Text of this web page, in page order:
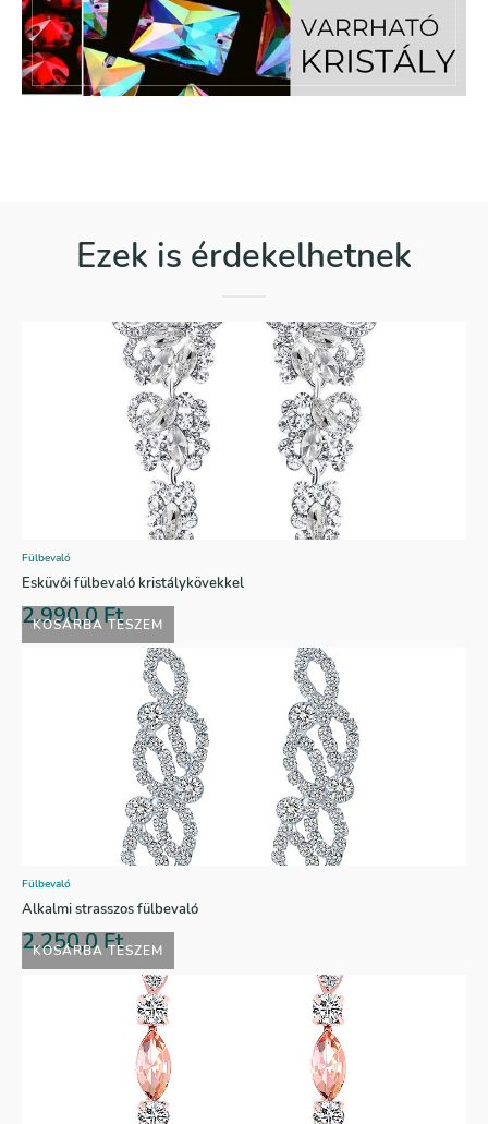
Ezek is érdekelhetnek
KOSÁRBA TESZEM
Fülbevaló
Esküvői fülbevaló kristálykövekkel
2.990,0Ft
KOSÁRBA TESZEM
Fülbevaló
Alkalmi strasszos fülbevaló
2.250,0Ft